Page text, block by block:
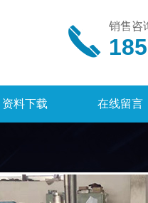
销售咨
资料下载 在线留言